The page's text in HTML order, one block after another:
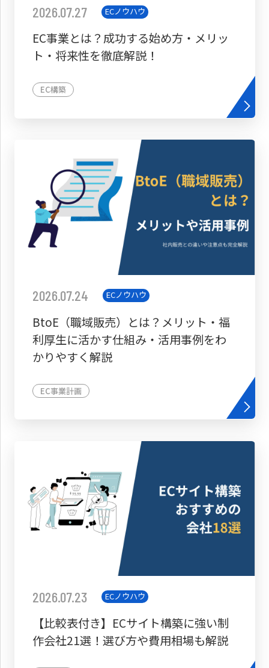
2026.07.27 ECノウハウ
EC事業とは？成功する始め方・メリッ
ト・将来性を徹底解説！
EC構築
2026.07.24 ECノウハウ
BtoE（職域販売）とは？メリット・福
利厚生に活かす仕組み・活用事例をわ
かりやすく解説
EC事業計画
2026.07.23 ECノウハウ
【比較表付き】ECサイト構築に強い制
作会社21選！選び方や費用相場も解説